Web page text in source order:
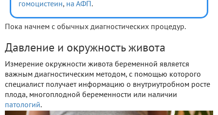
гомоцистеин, на АФП .
Пока начнем с обычных диагностических процедур.
Давление и окружность живота
Измерение окружности живота беременной является
важным диагностическим методом, с помощью которого
специалист получает информацию о внутриутробном росте
плода, многоплодной беременности или наличии
патологий.